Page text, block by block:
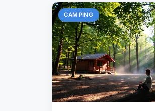
CAMPING